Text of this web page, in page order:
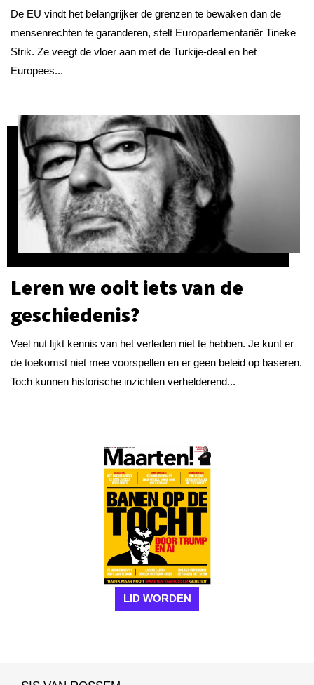
De EU vindt het belangrijker de grenzen te bewaken dan de
mensenrechten te garanderen, stelt Europarlementariër Tineke
Strik. Ze veegt de vloer aan met de Turkije-deal en het
Europees...
Leren we ooit iets van de
geschiedenis?
Veel nut lijkt kennis van het verleden niet te hebben. Je kunt er
de toekomst niet mee voorspellen en er geen beleid op baseren.
Toch kunnen historische inzichten verhelderend...
LID WORDEN